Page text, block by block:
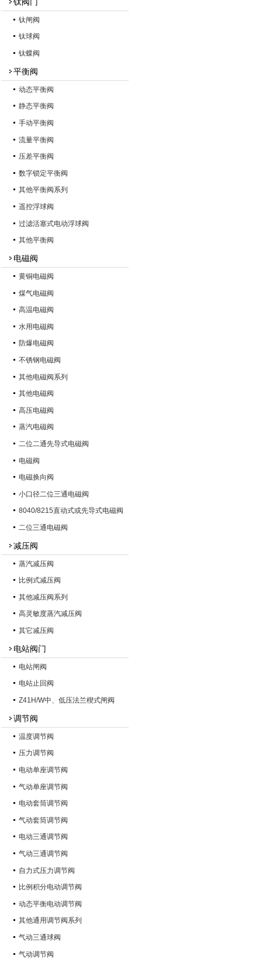
钛阀门
钛闸阀
钛球阀
钛蝶阀
平衡阀
动态平衡阀
静态平衡阀
手动平衡阀
流量平衡阀
压差平衡阀
数字锁定平衡阀
其他平衡阀系列
遥控浮球阀
过滤活塞式电动浮球阀
其他平衡阀
电磁阀
黄铜电磁阀
煤气电磁阀
高温电磁阀
水用电磁阀
防爆电磁阀
不锈钢电磁阀
其他电磁阀系列
其他电磁阀
高压电磁阀
蒸汽电磁阀
二位二通先导式电磁阀
电磁阀
电磁换向阀
小口径二位三通电磁阀
8040/8215直动式或先导式电磁阀
二位三通电磁阀
减压阀
蒸汽减压阀
比例式减压阀
其他减压阀系列
高灵敏度蒸汽减压阀
其它减压阀
电站阀门
电站闸阀
电站止回阀
Z41H/W中、低压法兰楔式闸阀
调节阀
温度调节阀
压力调节阀
电动单座调节阀
气动单座调节阀
电动套筒调节阀
气动套筒调节阀
电动三通调节阀
气动三通调节阀
自力式压力调节阀
比例积分电动调节阀
动态平衡电动调节阀
其他通用调节阀系列
气动三通球阀
气动调节阀